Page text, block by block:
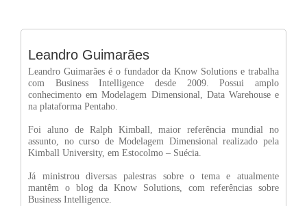
Leandro Guimarães
Leandro Guimarães é o fundador da Know Solutions e trabalha
com Business Intelligence desde 2009. Possui amplo
conhecimento em Modelagem Dimensional, Data Warehouse e
na plataforma Pentaho.
Foi aluno de Ralph Kimball, maior referência mundial no
assunto, no curso de Modelagem Dimensional realizado pela
Kimball University, em Estocolmo – Suécia.
Já ministrou diversas palestras sobre o tema e atualmente
mantêm o blog da Know Solutions, com referências sobre
Business Intelligence.